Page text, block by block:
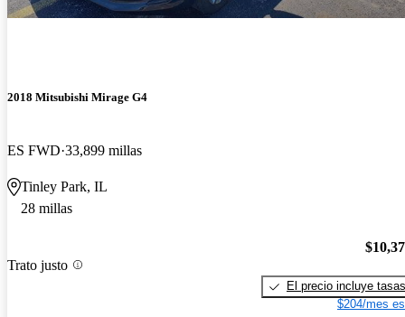
2018 Mitsubishi Mirage G4
ES FWD 33,899 millas
Tinley Park, IL
28 millas
Trato justo
El precio incluye tasas
$204/mes